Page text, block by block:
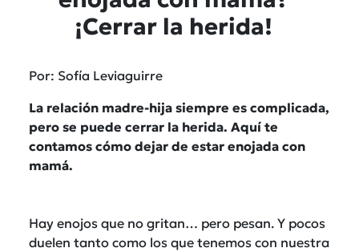
¡Cerrar la herida!
Por: Sofía Leviaguirre
La relación madre-hija siempre es complicada,
pero se puede cerrar la herida. Aquí te
contamos cómo dejar de estar enojada con
mamá.
Hay enojos que no gritan… pero pesan. Y pocos
duelen tanto como los que tenemos con nuestra